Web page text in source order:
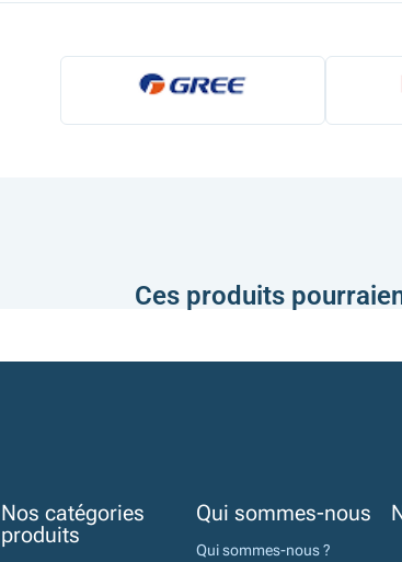
Ces produits
Nos catégories
produits
Qui sommes-nous
Qui sommes-nous ?